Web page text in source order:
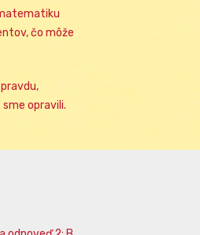
čo môže
opravili.